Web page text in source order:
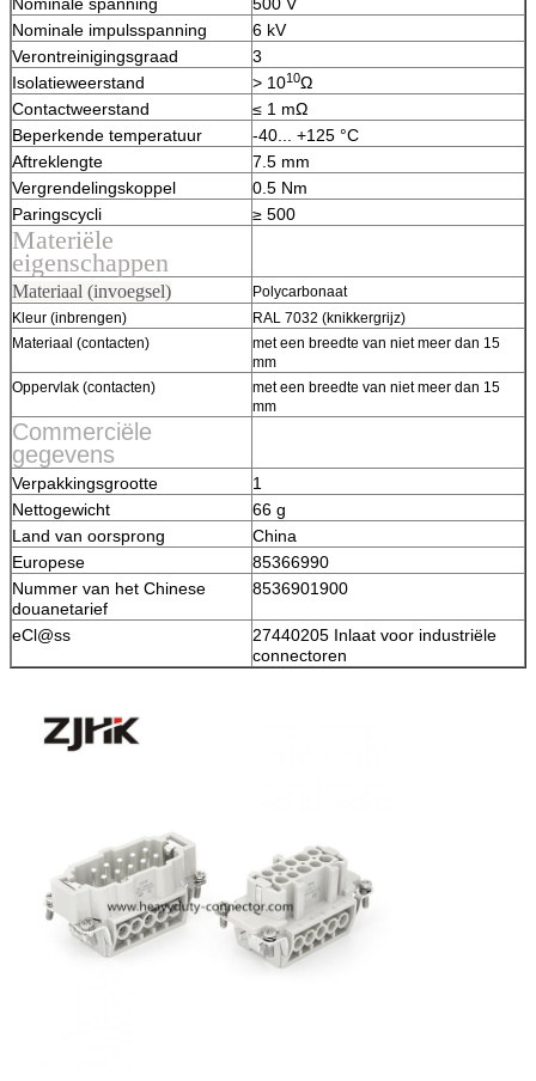
Nominale impulsspanning
6 kV
Verontreinigingsgraad
3
Isolatieweerstand
> 1010Ω
Contactweerstand
≤ 1 mΩ
Beperkende temperatuur
-40... +125 °C
Aftreklengte
7.5 mm
Vergrendelingskoppel
0.5 Nm
Paringscycli
≥ 500
Materiële
eigenschappen
Materiaal (invoegsel)
Polycarbonaat
Kleur (inbrengen)
RAL 7032 (knikkergrijz)
Materiaal (contacten)
met een breedte van niet meer dan 15
mm
Oppervlak (contacten)
met een breedte van niet meer dan 15
mm
Commerciële
gegevens
Verpakkingsgrootte
1
Nettogewicht
66 g
Land van oorsprong
China
Europese
85366990
Nummer van het Chinese
douanetarief
8536901900
eCl@ss
27440205 Inlaat voor industriële
connectoren